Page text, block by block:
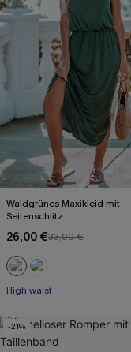
Waldgrünes Maxikleid mit
Seitenschlitz
26,00 €33,00 €
High waist
-21%